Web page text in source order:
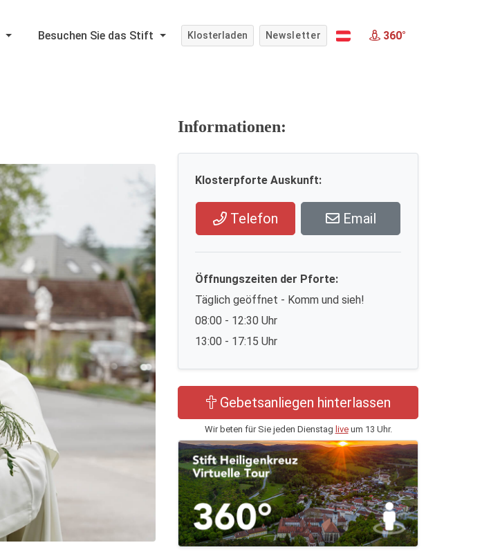
Besuchen Sie das Stift Klosterladen Newsletter 360°
Informationen:
Klosterpforte Auskunft:
Telefon Email
Öffnungszeiten der Pforte:
Täglich geöffnet - Komm und sieh!
08:00 - 12:30 Uhr
13:00 - 17:15 Uhr
Gebetsanliegen hinterlassen
Wir beten für Sie jeden Dienstag liveum 13 Uhr.